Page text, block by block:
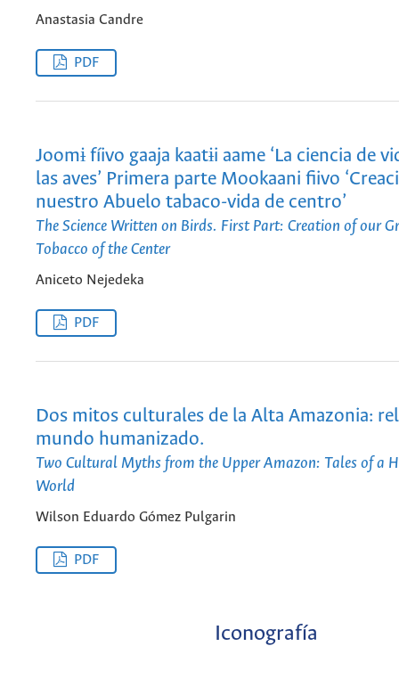
Anastasia Candre
PDF
Joomɨ fíivo gaaja kaatɨi aame ‘La ciencia de
las aves’ Primera parte Mookaani fiivo
nuestro Abuelo tabaco-vida de centro’
The Science Written on Birds. First Part: Creation of our
Tobacco of the Center
Aniceto Nejedeka
PDF
Dos mitos culturales de la Alta Amazonia:
mundo humanizado.
Two Cultural Myths from the Upper Amazon: Tales of a
World
Wilson Eduardo Gómez Pulgarin
PDF
Iconografía